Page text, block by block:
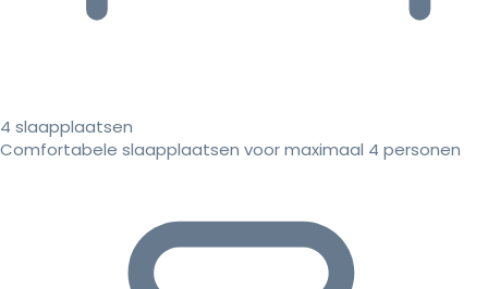
4 slaapplaatsen
Comfortabele slaapplaatsen voor maximaal 4 personen